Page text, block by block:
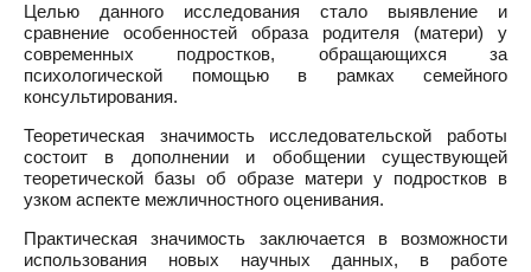
Целью данного исследования стало выявление и
сравнение особенностей образа родителя (матери) у
современных подростков, обращающихся за
психологической помощью в рамках семейного
консультирования.
Теоретическая значимость исследовательской работы
состоит в дополнении и обобщении существующей
теоретической базы об образе матери у подростков в
узком аспекте межличностного оценивания.
Практическая значимость заключается в возможности
использования новых научных данных, в работе